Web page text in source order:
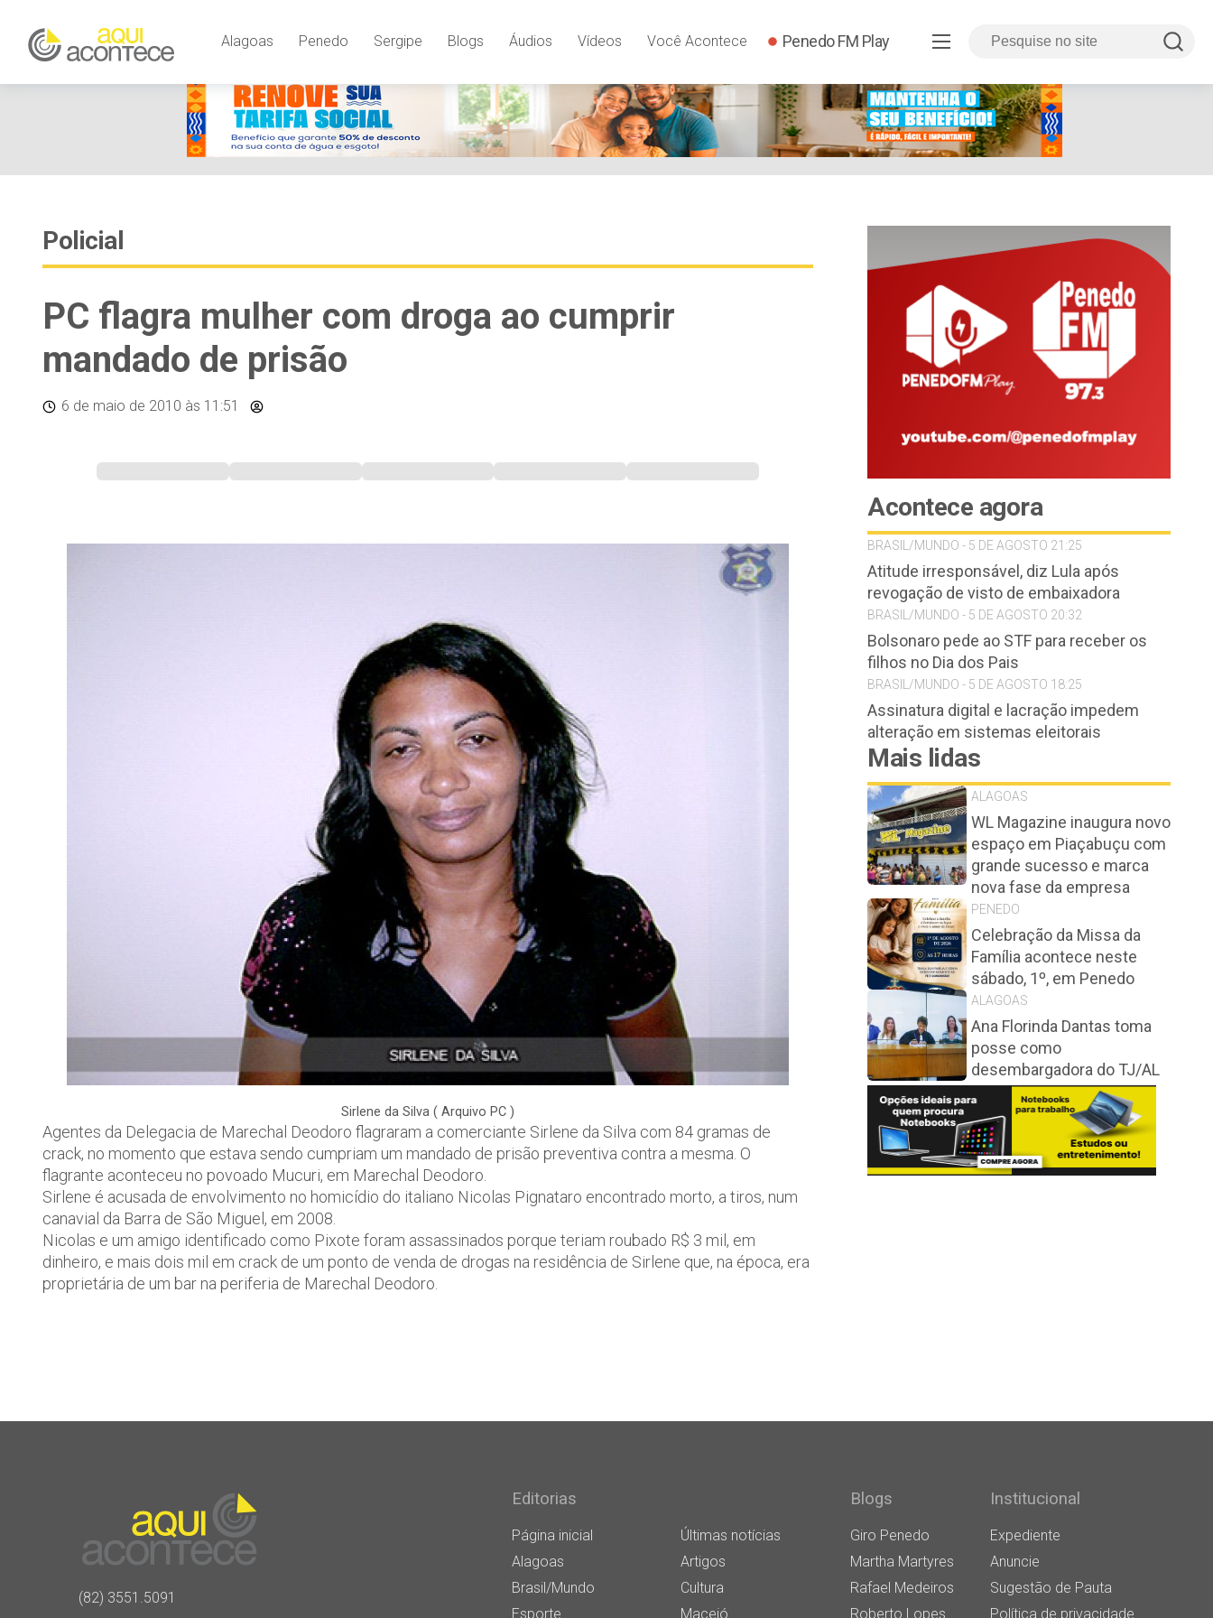
Alagoas Penedo Sergipe Blogs Áudios Vídeos Você Acontece Penedo FM Play
Policial
PC flagra mulher com droga ao cumprir
mandado de prisão
6 de maio de 2010 às 11:51
Sirlene da Silva ( Arquivo PC )
Agentes da Delegacia de Marechal Deodoro flagraram a comerciante Sirlene da Silva com 84 gramas de
crack, no momento que estava sendo cumpriam um mandado de prisão preventiva contra a mesma. O
flagrante aconteceu no povoado Mucuri, em Marechal Deodoro.
Sirlene é acusada de envolvimento no homicídio do italiano Nicolas Pignataro encontrado morto, a tiros, num
canavial da Barra de São Miguel, em 2008.
Nicolas e um amigo identificado como Pixote foram assassinados porque teriam roubado R$ 3 mil, em
dinheiro, e mais dois mil em crack de um ponto de venda de drogas na residência de Sirlene que, na época, era
proprietária de um bar na periferia de Marechal Deodoro.
Acontece agora
BRASIL/MUNDO - 5 DE AGOSTO 21:25
Atitude irresponsável, diz Lula após
revogação de visto de embaixadora
BRASIL/MUNDO - 5 DE AGOSTO 20:32
Bolsonaro pede ao STF para receber os
filhos no Dia dos Pais
BRASIL/MUNDO - 5 DE AGOSTO 18:25
Assinatura digital e lacração impedem
alteração em sistemas eleitorais
Mais lidas
ALAGOAS
WL Magazine inaugura novo
espaço em Piaçabuçu com
grande sucesso e marca
nova fase da empresa
PENEDO
Celebração da Missa da
Família acontece neste
sábado, 1º, em Penedo
ALAGOAS
Ana Florinda Dantas toma
posse como
desembargadora do TJ/AL
(82) 3551.5091
Editorias
Página inicial
Últimas notícias
Alagoas
Artigos
Brasil/Mundo
Cultura
Esporte
Maceió
Blogs
Giro Penedo
Martha Martyres
Rafael Medeiros
Roberto Lopes
Institucional
Expediente
Anuncie
Sugestão de Pauta
Política de privacidade